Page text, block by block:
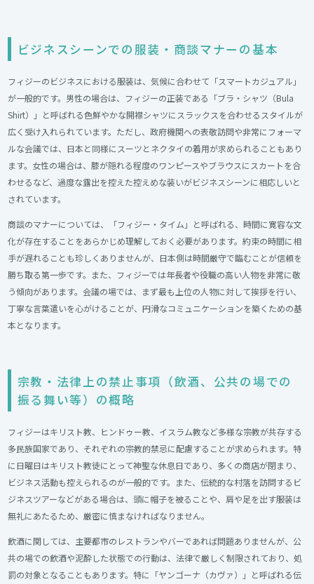
ビジネスシーンでの服装・商談マナーの基本​
フィジーのビジネスにおける服装は、気候に合わせて「スマートカジュアル」
が一般的です。男性の場合は、フィジーの正装である「ブラ・シャツ（Bula
Shirt）」と呼ばれる色鮮やかな開襟シャツにスラックスを合わせるスタイルが
広く受け入れられています。ただし、政府機関への表敬訪問や非常にフォーマ
ルな会議では、日本と同様にスーツとネクタイの着用が求められることもあり
ます。女性の場合は、膝が隠れる程度のワンピースやブラウスにスカートを合
わせるなど、過度な露出を控えた控えめな装いがビジネスシーンに相応しいと
されています。
商談のマナーについては、「フィジー・タイム」と呼ばれる、時間に寛容な文
化が存在することをあらかじめ理解しておく必要があります。約束の時間に相
手が遅れることも珍しくありませんが、日本側は時間厳守で臨むことが信頼を
勝ち取る第一歩です。また、フィジーでは年長者や役職の高い人物を非常に敬
う傾向があります。会議の場では、まず最も上位の人物に対して挨拶を行い、
丁寧な言葉遣いを心がけることが、円滑なコミュニケーションを築くための基
本となります。
宗教・法律上の禁止事項（飲酒、公共の場での
振る舞い等）の概略​
フィジーはキリスト教、ヒンドゥー教、イスラム教など多様な宗教が共存する
多民族国家であり、それぞれの宗教的禁忌に配慮することが求められます。特
に日曜日はキリスト教徒にとって神聖な休息日であり、多くの商店が閉まり、
ビジネス活動も控えられるのが一般的です。また、伝統的な村落を訪問するビ
ジネスツアーなどがある場合は、頭に帽子を被ることや、肩や足を出す服装は
無礼にあたるため、厳密に慎まなければなりません。
飲酒に関しては、主要都市のレストランやバーであれば問題ありませんが、公
共の場での飲酒や泥酔した状態での行動は、法律で厳しく制限されており、処
罰の対象となることもあります。特に「ヤンゴーナ（カヴァ）」と呼ばれる伝